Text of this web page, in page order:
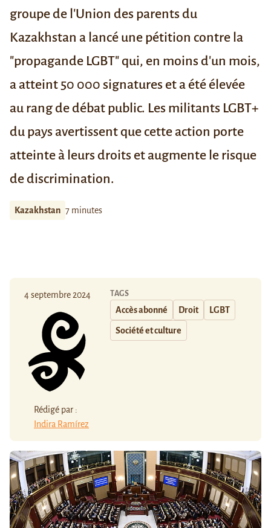
groupe de l'Union des parents du
Kazakhstan a lancé une pétition contre la
"propagande LGBT" qui, en moins d'un mois,
a atteint 50 000 signatures et a été élevée
au rang de débat public. Les militants LGBT+
du pays avertissent que cette action porte
atteinte à leurs droits et augmente le risque
de discrimination.
Kazakhstan 7 minutes
4 septembre 2024
Rédigé par :
Indira Ramírez
TAGS
Accès abonné Droit LGBT
Société et culture